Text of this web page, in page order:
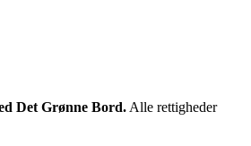
Det Grønne Bord. Alle rettigheder